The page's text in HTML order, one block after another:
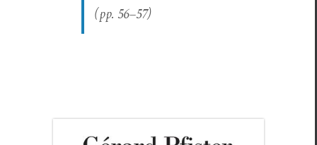
(pp. 56–57)